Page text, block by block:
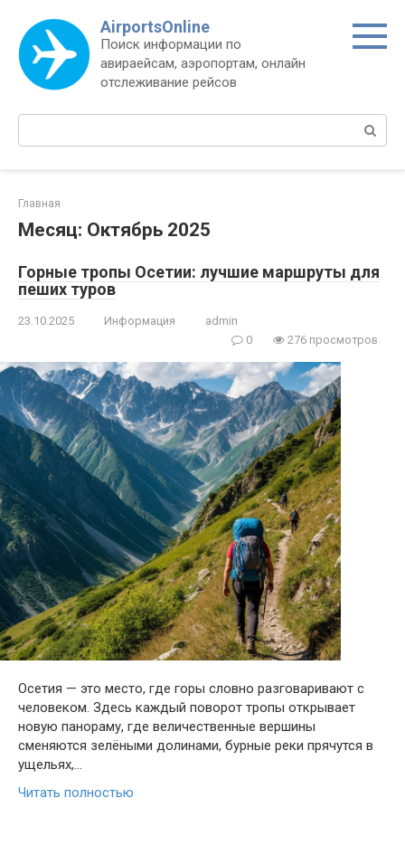
контенту
AirportsOnline
Поиск информации по
авираейсам, аэропортам, онлайн
отслеживание рейсов
Поиск:
Главная
Месяц: Октябрь 2025
Горные тропы Осетии: лучшие маршруты для
пеших туров
23.10.2025 Информация
admin
0
276 просмотров
Осетия — это место, где горы словно разговаривают с
человеком. Здесь каждый поворот тропы открывает
новую панораму, где величественные вершины
сменяются зелёными долинами, бурные реки прячутся в
ущельях,…
Читать полностью